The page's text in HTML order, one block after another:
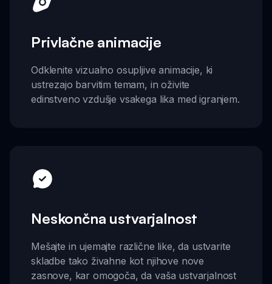
Privlačne animacije
Odklenite vizualno osupljive animacije, ki
ustrezajo barvitim temam, in oživite
edinstveno vzdušje vsakega lika med igranjem.
Neskončna ustvarjalnost
Mešajte in ujemajte različne like, da ustvarite
skladbe tako živahne kot njihove nove
zasnove, kar omogoča, da vaša ustvarjalnost